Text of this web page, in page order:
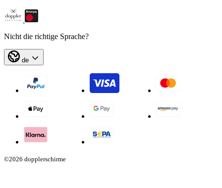
Nicht die richtige Sprache?
de
©2026 dopplerschirme